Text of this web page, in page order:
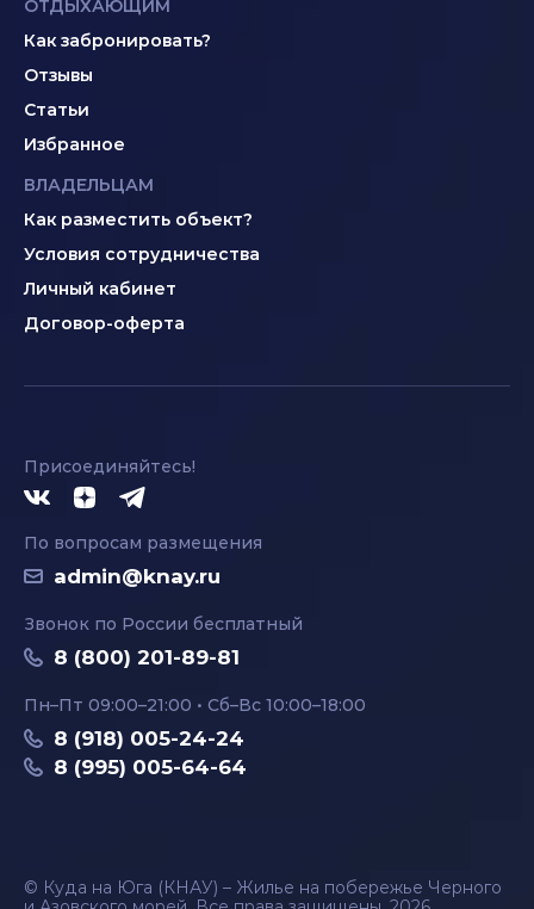
ОТДЫХАЮЩИМ
Как забронировать?
Отзывы
Статьи
Избранное
ВЛАДЕЛЬЦАМ
Как разместить объект?
Условия сотрудничества
Личный кабинет
Договор-оферта
Присоединяйтесь!
По вопросам размещения
admin@knay.ru
Звонок по России бесплатный
8 (800) 201-89-81
Пн–Пт 09:00–21:00 • Сб–Вс 10:00–18:00
8 (918) 005-24-24
8 (995) 005-64-64
© Куда на Юга (КНАУ) – Жилье на побережье Черного